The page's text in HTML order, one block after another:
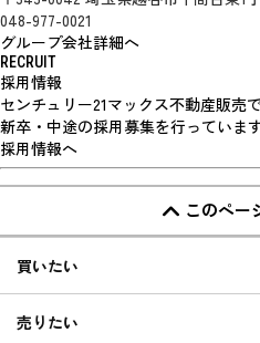
048-977-0021
グループ会社詳細へ
RECRUIT
採用情報
センチュリー21マックス不動産販売で
新卒・中途の採用募集を行っていま
採用情報へ
このペー
買いたい
売りたい